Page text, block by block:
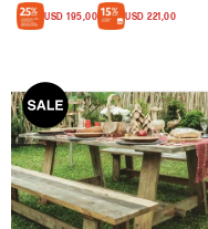
USD 195,00 USD 221,00